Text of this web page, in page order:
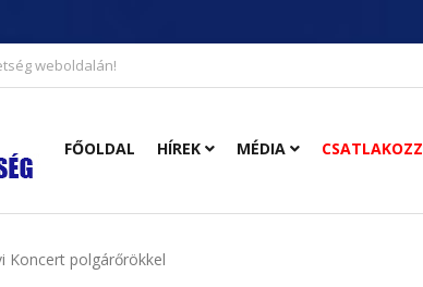
weboldalán!
FŐOLDAL HÍREK MÉDIA CSATLAKOZZ
Koncert polgárőrökkel